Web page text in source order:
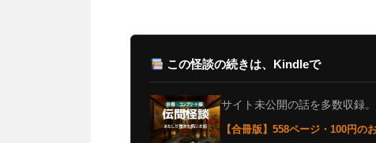
この怪談の続きは、Kindleで
サイト未公開の話を多数収録
【合冊版】558ページ・100円の